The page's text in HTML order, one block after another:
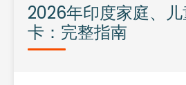
2026年印度家庭、
卡：完整指南